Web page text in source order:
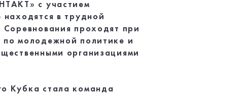
с участием
в трудной
проходят при
молодежной политике и
организациями
Кубка стала команда